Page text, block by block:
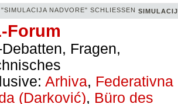
Forum
Debatten, Fragen,
Arhiva, Federativna
(Darković), Büro des